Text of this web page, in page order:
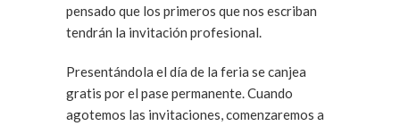
pensado que los primeros que nos escriban
tendrán la invitación profesional.
Presentándola el día de la feria se canjea
gratis por el pase permanente. Cuando
agotemos las invitaciones, comenzaremos a